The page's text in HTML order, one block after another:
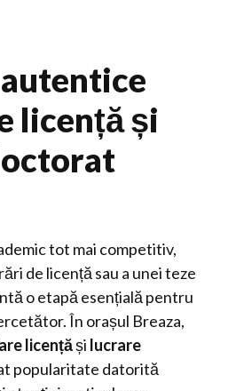
licență și
tot mai competitiv,
de licență sau a unei teze
o etapă esențială pentru
În orașul Breaza,
licențăși lucrare
popularitate datorită